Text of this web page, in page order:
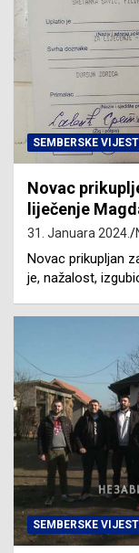
SEMBERSKE VIJESTI
Novac
liječenje
31. Januara 2024.
Novac prikupljan
je, nažalost,
SEMBERSKE VIJESTI